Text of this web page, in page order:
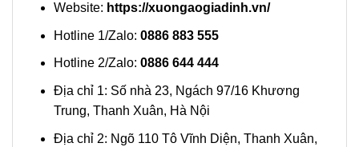
Website: https://xuongaogiadinh.vn/
Hotline 1/Zalo: 0886 883 555
Hotline 2/Zalo: 0886 644 444
Địa chỉ 1: Số nhà 23, Ngách 97/16 Khương
Trung, Thanh Xuân, Hà Nội
Địa chỉ 2: Ngõ 110 Tô Vĩnh Diện, Thanh Xuân,